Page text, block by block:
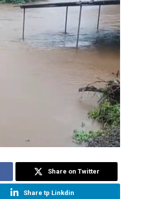
Share on Twitter
Share tp Linkdin